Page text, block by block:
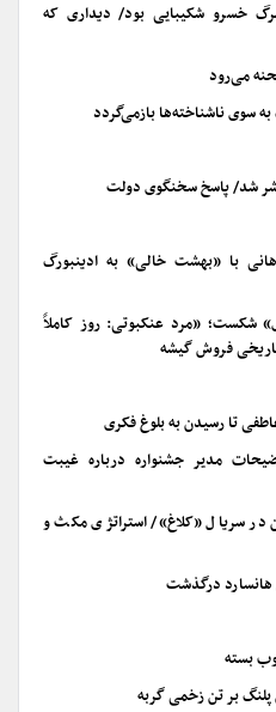
که سالمرگ خسرو شکیبایی بود/ دیداری که
می‌رود
سوی ناشناخته‌ها بازمی‌گردد
شد/ پاسخ سخنگوی دولت
با «بهشت خالی» به ادینبورگ
شکست؛ «مرد عنکبوتی: روز کاملاً
فروش گیشه
تا رسیدن به بلوغ فکری
فیلم ونیز ۲۰۲۶؛ توضیحات مدیر جشنواره درباره غیبت
سریال «کلاغ»/ استراتژی مکث و
هانسارد درگذشت
بسته
بر تن زخمی گربه